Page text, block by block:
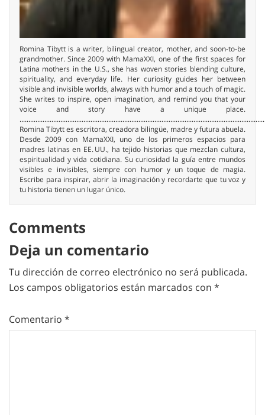
Romina Tibytt is a writer, bilingual creator, mother, and soon-to-be
grandmother. Since 2009 with MamaXXI, one of the first spaces for
Latina mothers in the U.S., she has woven stories blending culture,
spirituality, and everyday life. Her curiosity guides her between
visible and invisible worlds, always with humor and a touch of magic.
She writes to inspire, open imagination, and remind you that your
voice and story have a unique place.
Romina Tibytt es escritora, creadora bilingüe, madre y futura abuela.
Desde 2009 con MamaXXI, uno de los primeros espacios para
madres latinas en EE. UU., ha tejido historias que mezclan cultura,
espiritualidad y vida cotidiana. Su curiosidad la guía entre mundos
visibles e invisibles, siempre con humor y un toque de magia.
Escribe para inspirar, abrir la imaginación y recordarte que tu voz y
tu historia tienen un lugar único.
Comments
Deja un comentario
Tu dirección de correo electrónico no será publicada.
Los campos obligatorios están marcados con *
Comentario *